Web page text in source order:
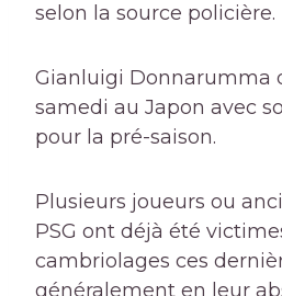
selon la source policière.
Gianluigi Donnarumma
samedi au Japon avec
pour la pré-saison.
Plusieurs joueurs ou
PSG ont déjà été
cambriolages ces
généralement en leur